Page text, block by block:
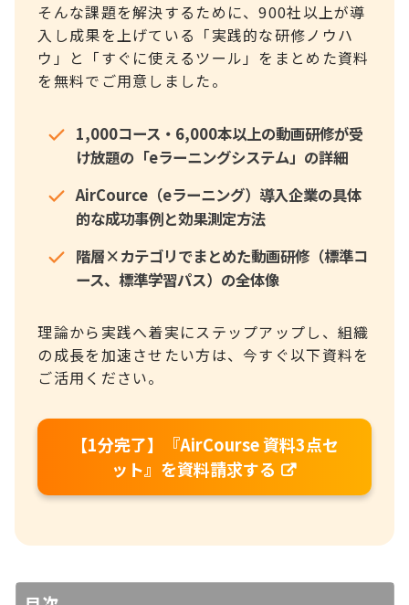
そんな課題を解決するために、900社以上が導
入し成果を上げている「実践的な研修ノウハ
ウ」と「すぐに使えるツール」をまとめた資料
を無料でご用意しました。
1,000コース・6,000本以上の動画研修が受
け放題の「eラーニングシステム」の詳細
AirCource（eラーニング）導入企業の具体
的な成功事例と効果測定方法
階層×カテゴリでまとめた動画研修（標準コ
ース、標準学習パス）の全体像
理論から実践へ着実にステップアップし、組織
の成長を加速させたい方は、今すぐ以下資料を
ご活用ください。
【1分完了】『AirCourse 資料3点セ
ット』を資料請求する